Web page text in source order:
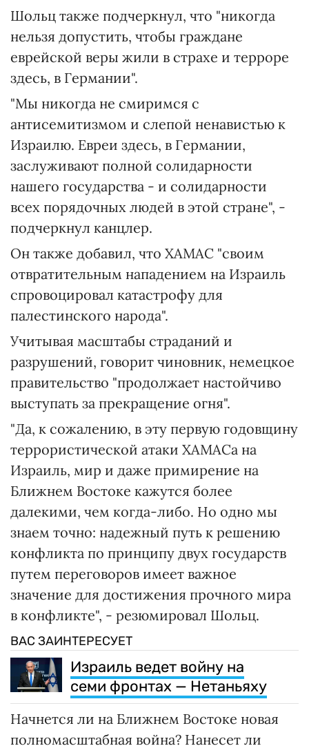
Шольц также подчеркнул, что "никогда
нельзя допустить, чтобы граждане
еврейской веры жили в страхе и терроре
здесь, в Германии".
"Мы никогда не смиримся с
антисемитизмом и слепой ненавистью к
Израилю. Евреи здесь, в Германии,
заслуживают полной солидарности
нашего государства - и солидарности
всех порядочных людей в этой стране", -
подчеркнул канцлер.
Он также добавил, что ХАМАС "своим
отвратительным нападением на Израиль
спровоцировал катастрофу для
палестинского народа".
Учитывая масштабы страданий и
разрушений, говорит чиновник, немецкое
правительство "продолжает настойчиво
выступать за прекращение огня".
"Да, к сожалению, в эту первую годовщину
террористической атаки ХАМАСа на
Израиль, мир и даже примирение на
Ближнем Востоке кажутся более
далекими, чем когда-либо. Но одно мы
знаем точно: надежный путь к решению
конфликта по принципу двух государств
путем переговоров имеет важное
значение для достижения прочного мира
в конфликте", - резюмировал Шольц.
ВАС ЗАИНТЕРЕСУЕТ
Израиль ведет войну на
семи фронтах — Нетаньяху
Начнется ли на Ближнем Востоке новая
полномасштабная война? Нанесет ли